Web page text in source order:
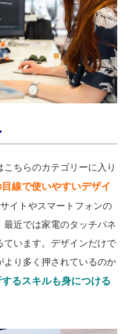
ちらのカテゴリーに入り
線で使いやすいデザイ
イトやスマートフォンの
近では家電のタッチパネ
ています。デザインだけで
より多く押されているのか
るスキルも身につける